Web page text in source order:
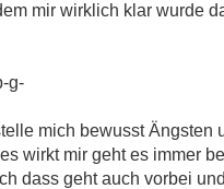
mir wirklich klar wurde
g-
mich bewusst Ängsten
wirkt mir geht es immer
dass geht auch vorbei